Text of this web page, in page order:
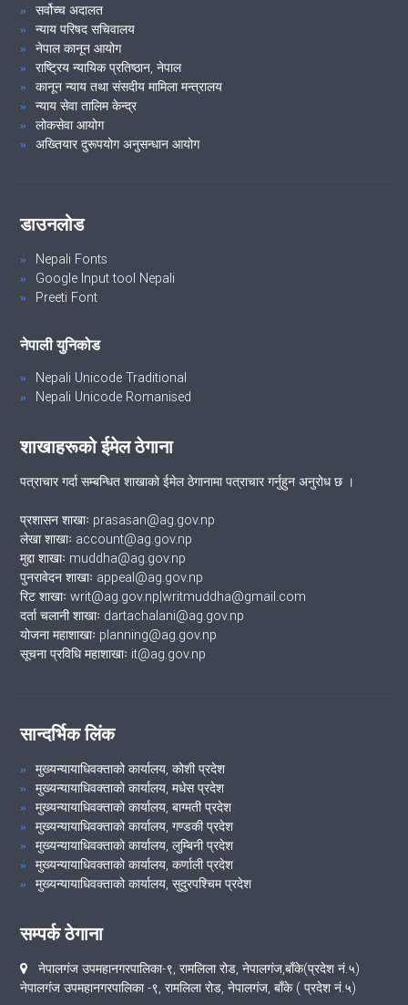
सर्वोच्च अदालत
न्याय परिषद सचिवालय
नेपाल कानून आयोग
राष्ट्रिय न्यायिक प्रतिष्ठान, नेपाल
कानून न्याय तथा संसदीय मामिला मन्त्रालय
न्याय सेवा तालिम केन्द्र
लोकसेवा आयोग
अख्तियार दुरूपयोग अनुसन्धान आयोग
डाउनलोड
Nepali Fonts
Google Input tool Nepali
Preeti Font
नेपाली युनिकोड
Nepali Unicode Traditional
Nepali Unicode Romanised
शाखाहरूको ईमेल ठेगाना
पत्राचार गर्दा सम्बन्धित शाखाको ईमेल ठेगानामा पत्राचार गर्नुहुन अनुरोध छ ।
प्रशासन शाखाः prasasan@ag.gov.np
लेखा शाखाः account@ag.gov.np
मुद्दा शाखाः muddha@ag.gov.np
पुनरावेदन शाखाः appeal@ag.gov.np
रिट शाखाः writ@ag.gov.np|writmuddha@gmail.com
दर्ता चलानी शाखाः dartachalani@ag.gov.np
योजना महाशाखाः planning@ag.gov.np
सूचना प्रविधि महाशाखाः it@ag.gov.np
सान्दर्भिक लिंक
मुख्यन्यायाधिवक्ताको कार्यालय, कोशी प्रदेश
मुख्यन्यायाधिवक्ताको कार्यालय, मधेस प्रदेश
मुख्यन्यायाधिवक्ताको कार्यालय, बाग्मती प्रदेश
मुख्यन्यायाधिवक्ताको कार्यालय, गण्डकी प्रदेश
मुख्यन्यायाधिवक्ताको कार्यालय, लुम्बिनी प्रदेश
मुख्यन्यायाधिवक्ताको कार्यालय, कर्णाली प्रदेश
मुख्यन्यायाधिवक्ताको कार्यालय, सुदुरपश्चिम प्रदेश
सम्पर्क ठेगाना
नेपालगंज उपमहानगरपालिका-९, रामलिला रोड, नेपालगंज,बाँके(प्रदेश नं.५)
नेपालगंज उपमहानगरपालिका -९, रामलिला रोड, नेपालगंज, बाँके ( प्रदेश नं.५)